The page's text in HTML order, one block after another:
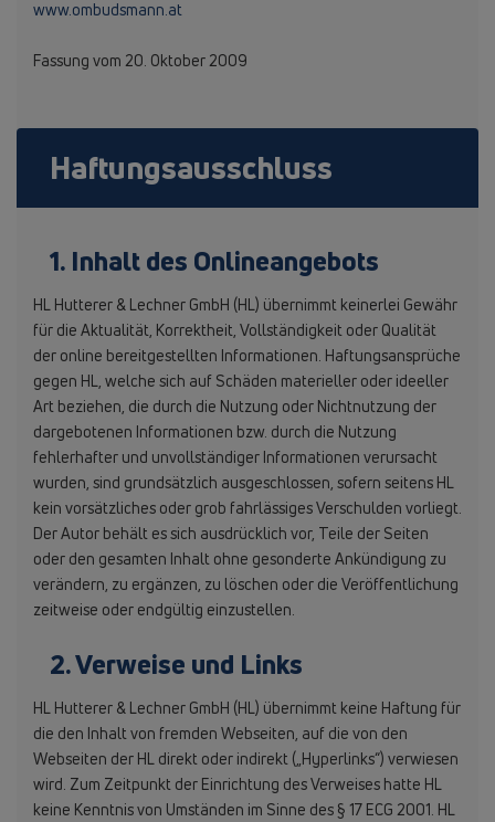
www.ombudsmann.at
Fassung vom 20. Oktober 2009
Haftungsausschluss
1. Inhalt des Onlineangebots
HL Hutterer & Lechner GmbH (HL) übernimmt keinerlei Gewähr
für die Aktualität, Korrektheit, Vollständigkeit oder Qualität
der online bereitgestellten Informationen. Haftungsansprüche
gegen HL, welche sich auf Schäden materieller oder ideeller
Art beziehen, die durch die Nutzung oder Nichtnutzung der
dargebotenen Informationen bzw. durch die Nutzung
fehlerhafter und unvollständiger Informationen verursacht
wurden, sind grundsätzlich ausgeschlossen, sofern seitens HL
kein vorsätzliches oder grob fahrlässiges Verschulden vorliegt.
Der Autor behält es sich ausdrücklich vor, Teile der Seiten
oder den gesamten Inhalt ohne gesonderte Ankündigung zu
verändern, zu ergänzen, zu löschen oder die Veröffentlichung
zeitweise oder endgültig einzustellen.
2. Verweise und Links
HL Hutterer & Lechner GmbH (HL) übernimmt keine Haftung für
die den Inhalt von fremden Webseiten, auf die von den
Webseiten der HL direkt oder indirekt („Hyperlinks“) verwiesen
wird. Zum Zeitpunkt der Einrichtung des Verweises hatte HL
keine Kenntnis von Umständen im Sinne des § 17 ECG 2001. HL